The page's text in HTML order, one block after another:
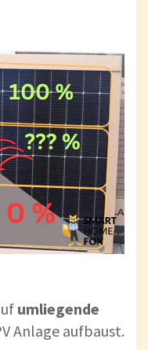
umliegende
Anlage aufbaust.